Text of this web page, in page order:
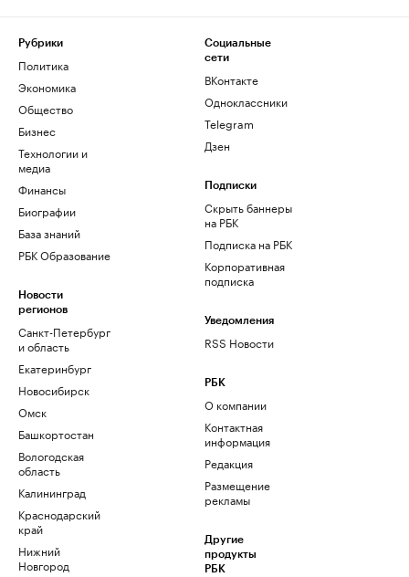
Рубрики
Политика
Экономика
Общество
Бизнес
Технологии и
медиа
Финансы
Биографии
База знаний
РБК Образование
Новости
регионов
Санкт-Петербург
и область
Екатеринбург
Новосибирск
Омск
Башкортостан
Вологодская
область
Калининград
Краснодарский
край
Нижний
Новгород
Социальные
сети
ВКонтакте
Одноклассники
Telegram
Дзен
Подписки
Скрыть баннеры
на РБК
Подписка на РБК
Корпоративная
подписка
Уведомления
RSS Новости
РБК
О компании
Контактная
информация
Редакция
Размещение
рекламы
Другие
продукты
РБК